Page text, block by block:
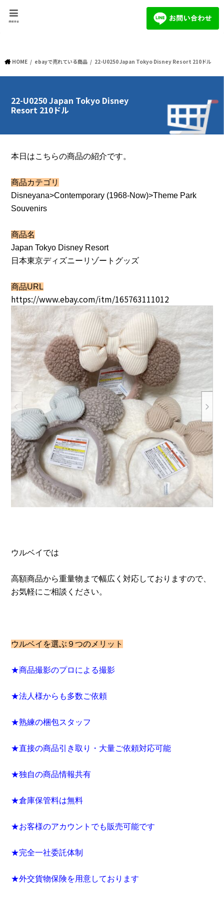
menu
HOME ebayで売れている商品 22-U0250 Japan Tokyo Disney Resort 210ドル
22-U0250 Japan Tokyo Disney
Resort 210ドル
本日はこちらの商品の紹介です。
商品カテゴリ
Disneyana>Contemporary (1968-Now)>Theme Park
Souvenirs
商品名
Japan Tokyo Disney Resort
日本東京ディズニーリゾートグッズ
商品URL
https://www.ebay.com/itm/165763111012
ウルベイでは
高額商品から重量物まで幅広く対応しておりますので、
お気軽にご相談ください。
ウルベイを選ぶ９つのメリット
★商品撮影のプロによる撮影
★法人様からも多数ご依頼
★熟練の梱包スタッフ
★直接の商品引き取り・大量ご依頼対応可能
★独自の商品情報共有
★倉庫保管料は無料
★お客様のアカウントでも販売可能です
★完全一社委託体制
★外交貨物保険を用意しております